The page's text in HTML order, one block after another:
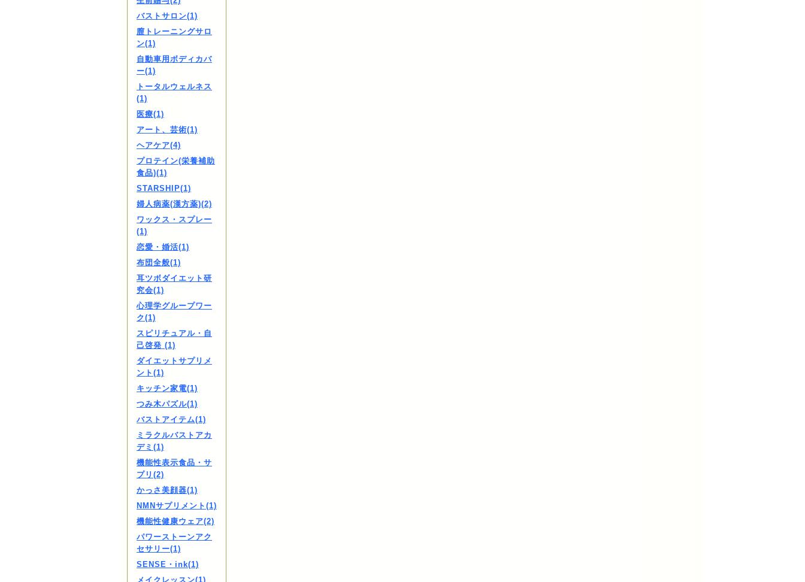
バストサロン(1)
膣トレーニングサロ
ン(1)
自動車用ボディカバ
ー(1)
トータルウェルネス
(1)
医療(1)
アート、芸術(1)
ヘアケア(4)
プロテイン(栄養補助
食品)(1)
STARSHIP(1)
婦人病薬(漢方薬)(2)
ワックス・スプレー
(1)
恋愛・婚活(1)
布団全般(1)
耳ツボダイエット研
究会(1)
心理学グループワー
ク(1)
スピリチュアル・自
己啓発 (1)
ダイエットサプリメ
ント(1)
キッチン家電(1)
つみ木パズル(1)
バストアイテム(1)
ミラクルバストアカ
デミ(1)
機能性表示食品・サ
プリ(2)
かっさ美顔器(1)
NMNサプリメント(1)
機能性健康ウェア(2)
パワーストーンアク
セサリー(1)
SENSE・ink(1)
メイクレッスン(1)